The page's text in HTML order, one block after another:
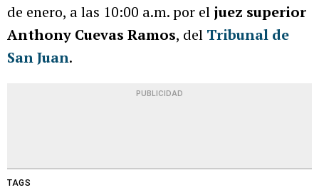
de enero, a las 10:00 a.m. por el juez superior
Anthony Cuevas Ramos, del Tribunal de
San Juan.
PUBLICIDAD
TAGS